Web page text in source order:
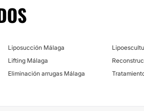
Liposucción Málaga
Lifting Málaga
Eliminación arrugas Málaga